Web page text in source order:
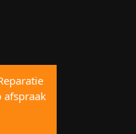
afspraak